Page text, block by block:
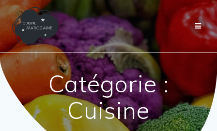
au
contenu
Catégorie :
Cuisine